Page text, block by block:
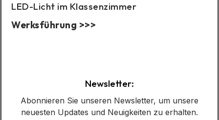
LED-Licht im Klassenzimmer
Werksführung >>>
Newsletter:
Abonnieren Sie unseren Newsletter, um unsere
neuesten Updates und Neuigkeiten zu erhalten.